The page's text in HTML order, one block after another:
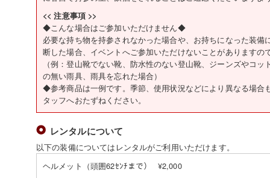
<< 注意事項 >>
◆こんな場合はご参加いただけません◆
必要な持ち物を持参されなかった場合や、お持ちになった装
断した場合、イベントへご参加いただけないことがありますの
（例：登山靴でない靴、防水性のない登山靴、ジーンズやコ
の無い雨具、雨具を忘れた場合）
◆参考商品は一例です。季節、使用状況などにより異なる場合
タッフへおたずねください。
レンタルについて
以下の装備についてはレンタルがご利用いただけます。
ヘルメット（頭囲62ｾﾝﾁまで） ¥2,000